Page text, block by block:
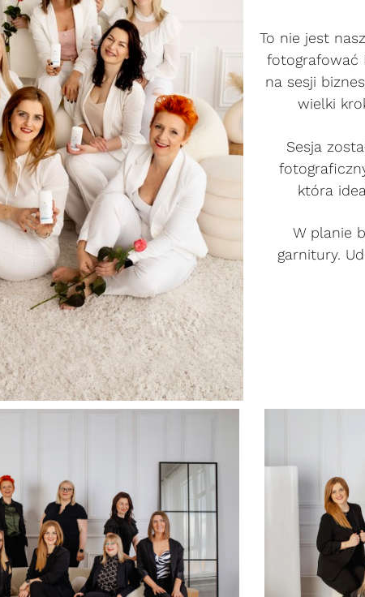
To nie jest
fotografować
na sesji
wielki
Sesja
która
W planie
garnitury.